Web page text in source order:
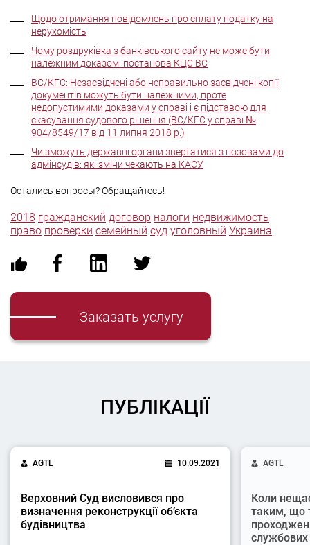
Щодо отримання повідомлень про сплату податку на
нерухомість
Чому роздруківка з банківського сайту не може бути
належним доказом: постанова КЦС ВС
ВС/КГС: Незасвідчені або неправильно засвідчені копії
документів можуть бути належними, проте
недопустимими доказами у справі і є підставою для
скасування судового рішення (ВС/КГС у справі №
904/8549/17 від 11 липня 2018 р.)
Чи зможуть державні органи звертатися з позовами до
адмінсудів: які зміни чекають на КАСУ
Остались вопросы? Обращайтесь!
2018 гражданский договор налоги недвижимость
право проверки семейный суд уголовный Украина
Заказать услугу
ПУБЛІКАЦІЇ
AGTL 10.09.2021
Верховний Суд висловився про
визначення реконструкції об’єкта
будівництва
AGTL
Коли
таким, що
службових